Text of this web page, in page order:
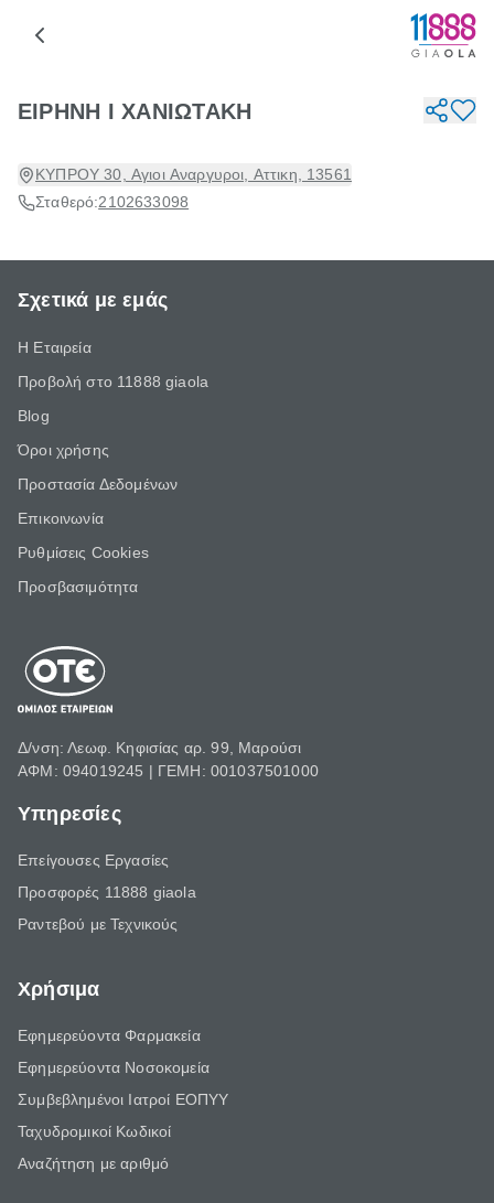
ΕΙΡΗΝΗ Ι ΧΑΝΙΩΤΑΚΗ
ΚΥΠΡΟΥ 30, Αγιοι Αναργυροι, Αττικη, 13561
Σταθερό:2102633098
Σχετικά με εμάς
Η Εταιρεία
Προβολή στο 11888 giaola
Blog
Όροι χρήσης
Προστασία Δεδομένων
Επικοινωνία
Ρυθμίσεις Cookies
Προσβασιμότητα
Δ/νση: Λεωφ. Κηφισίας αρ. 99, Μαρούσι
ΑΦΜ: 094019245 | ΓΕΜΗ: 001037501000
Υπηρεσίες
Επείγουσες Εργασίες
Προσφορές 11888 giaola
Ραντεβού με Τεχνικούς
Χρήσιμα
Εφημερεύοντα Φαρμακεία
Εφημερεύοντα Νοσοκομεία
Συμβεβλημένοι Ιατροί ΕΟΠΥΥ
Ταχυδρομικοί Κωδικοί
Αναζήτηση με αριθμό